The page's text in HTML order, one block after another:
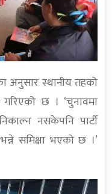
अनुसार स्थानीय तहको
गरिएको छ । ‘चुनावमा
नसकेपनि पार्टी
समिक्षा भएको छ ।’